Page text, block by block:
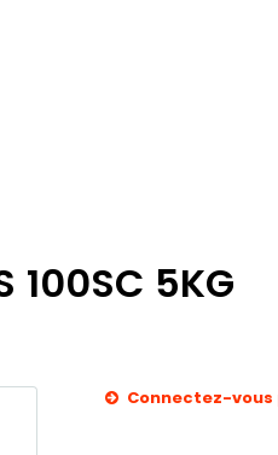
100SC 5KG
Connectez-vous